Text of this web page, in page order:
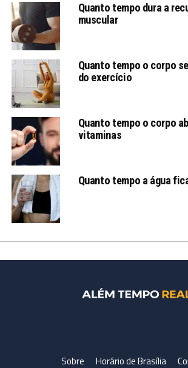
Quanto tempo dura a
muscular
Quanto tempo o corpo
do exercício
Quanto tempo o corpo
vitaminas
Quanto tempo a água
Sobre Horário de Brasília